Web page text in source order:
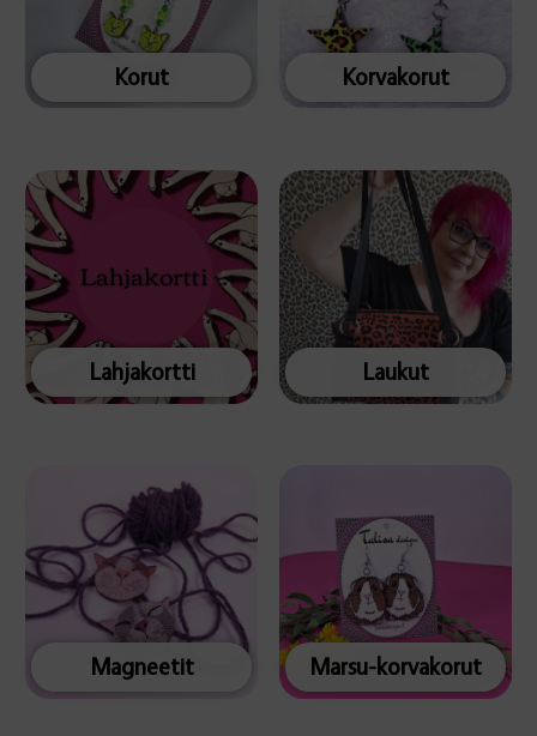
Korut Korvakorut
Lahjakortti Laukut
Magneetit Marsu-korvakorut